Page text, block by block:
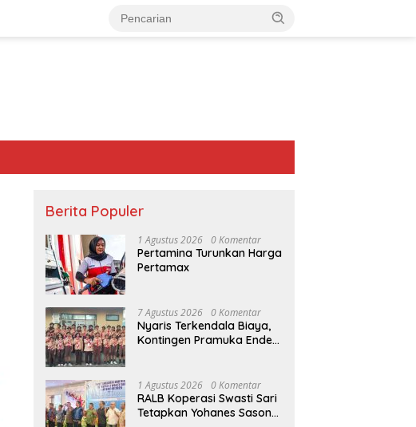
Berita Populer
1 Agustus 2026 0 Komentar
Pertamina Turunkan Harga
Pertamax
7 Agustus 2026 0 Komentar
Nyaris Terkendala Biaya,
Kontingen Pramuka Ende
Jakarta
1 Agustus 2026 0 Komentar
RALB Koperasi Swasti Sari
Tetapkan Yohanes Sason